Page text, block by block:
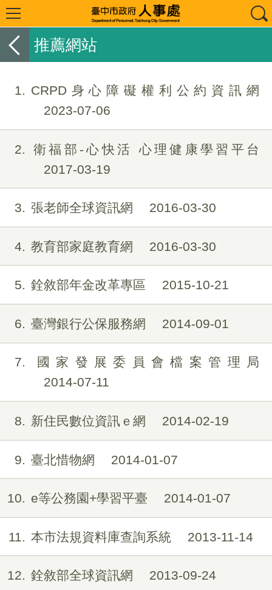
推薦網站
1
CRPD身心障礙權利公約資訊網
2023-07-06
2
衛福部-心快活 心理健康學習平台
2017-03-19
3 張老師全球資訊網 2016-03-30
4 教育部家庭教育網 2016-03-30
5 銓敘部年金改革專區 2015-10-21
6 臺灣銀行公保服務網 2014-09-01
7
國家發展委員會檔案管理局
2014-07-11
8 新住民數位資訊ｅ網 2014-02-19
9 臺北惜物網 2014-01-07
10 e等公務園+學習平臺 2014-01-07
11 本市法規資料庫查詢系統 2013-11-14
12 銓敘部全球資訊網 2013-09-24